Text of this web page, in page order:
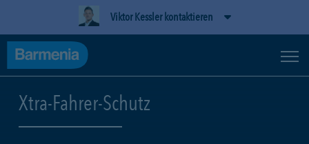
Viktor Kessler kontaktieren
Xtra-Fahrer-Schutz